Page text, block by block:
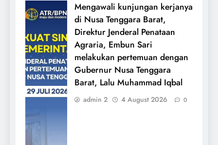
Mengawali kunjungan kerjanya
di Nusa Tenggara Barat,
Direktur Jenderal Penataan
Agraria, Embun Sari
melakukan pertemuan dengan
Gubernur Nusa Tenggara
Barat, Lalu Muhammad Iqbal
admin 2 4 August 2026 0